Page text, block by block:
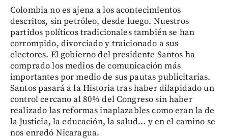
Colombia no es ajena a los acontecimientos
descritos, sin petróleo, desde luego. Nuestros
partidos políticos tradicionales también se han
corrompido, divorciado y traicionado a sus
electores. El gobierno del presidente Santos ha
comprado los medios de comunicación más
importantes por medio de sus pautas publicitarias.
Santos pasará a la Historia tras haber dilapidado un
control cercano al 80% del Congreso sin haber
realizado las reformas inaplazables como eran la de
la Justicia, la educación, la salud… y en el camino se
nos enredó Nicaragua.